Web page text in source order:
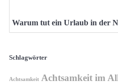
Warum tut ein Urlaub in der
Schlagwörter
Achtsamkeit Achtsamkeit im